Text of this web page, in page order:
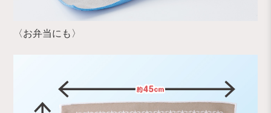
〈お弁当にも〉